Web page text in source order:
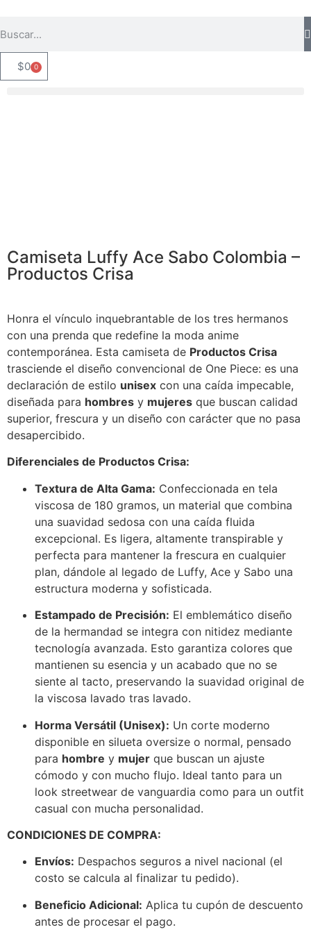
$0 0
Camiseta Luffy Ace Sabo Colombia –
Productos Crisa
Honra el vínculo inquebrantable de los tres hermanos
con una prenda que redefine la moda anime
contemporánea. Esta camiseta de Productos Crisa
trasciende el diseño convencional de One Piece: es una
declaración de estilo unisex con una caída impecable,
diseñada para hombres y mujeres que buscan calidad
superior, frescura y un diseño con carácter que no pasa
desapercibido.
Diferenciales de Productos Crisa:
Textura de Alta Gama: Confeccionada en tela
viscosa de 180 gramos, un material que combina
una suavidad sedosa con una caída fluida
excepcional. Es ligera, altamente transpirable y
perfecta para mantener la frescura en cualquier
plan, dándole al legado de Luffy, Ace y Sabo una
estructura moderna y sofisticada.
Estampado de Precisión: El emblemático diseño
de la hermandad se integra con nitidez mediante
tecnología avanzada. Esto garantiza colores que
mantienen su esencia y un acabado que no se
siente al tacto, preservando la suavidad original de
la viscosa lavado tras lavado.
Horma Versátil (Unisex): Un corte moderno
disponible en silueta oversize o normal, pensado
para hombre y mujer que buscan un ajuste
cómodo y con mucho flujo. Ideal tanto para un
look streetwear de vanguardia como para un outfit
casual con mucha personalidad.
CONDICIONES DE COMPRA:
Envíos: Despachos seguros a nivel nacional (el
costo se calcula al finalizar tu pedido).
Beneficio Adicional: Aplica tu cupón de descuento
antes de procesar el pago.